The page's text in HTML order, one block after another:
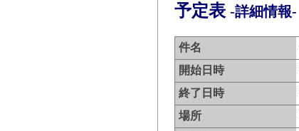
予定表 -詳細情報-
件名
開始日時
終了日時
場所